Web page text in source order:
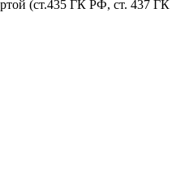
(ст.435 ГК РФ, cт. 437 ГК